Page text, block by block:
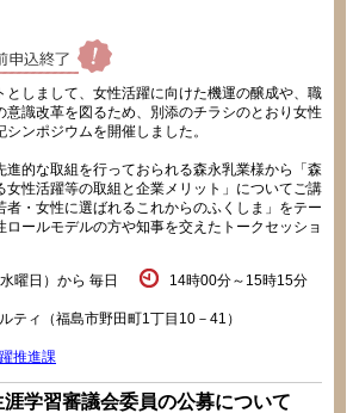
しまして、女性活躍に向けた機運の醸成や、職
意識改革を図るため、別添のチラシのとおり女性
ンポジウムを開催しました。
的な取組を行っておられる森永乳業様から「森
女性活躍等の取組と企業メリット」についてご講
者・女性に選ばれるこれからのふくしま」をテー
ロールモデルの方や知事を交えたトークセッショ
曜日）から 毎日 14時00分～15時15分
ィ（福島市野田町1丁目10－41）
推進課
学習審議会委員の公募について